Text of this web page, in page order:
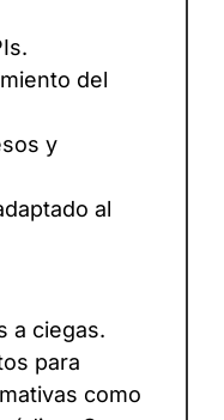
del
y
al
a ciegas.
para
como